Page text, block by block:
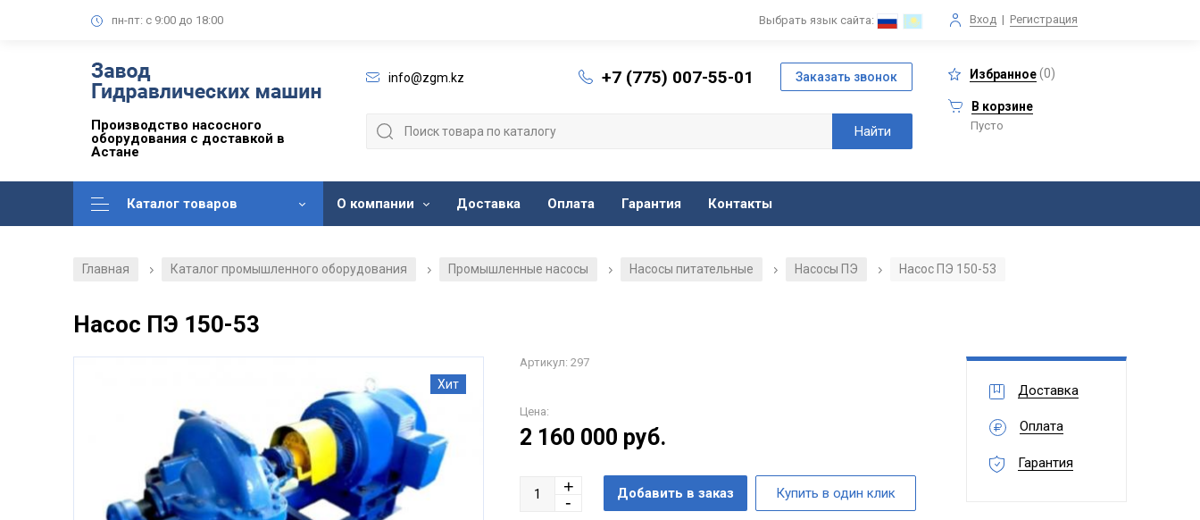
пн-пт: с 9:00 до 18:00 Вход | Регистрация
Выбрать язык сайта:
Производство насосного
оборудования с доставкой в
Астане
info@zgm.kz +7 (775) 007-55-01 Избранное(0)
В корзине
Пусто
Каталог товаров О компании Доставка Оплата Гарантия Контакты
Главная / Каталог промышленного оборудования / Промышленные насосы / Насосы питательные / Насосы ПЭ / Насос ПЭ 150-53
Насос ПЭ 150-53
Хит
Артикул: 297
Цена:
2 160 000 руб.
Доставка
Оплата
Гарантия